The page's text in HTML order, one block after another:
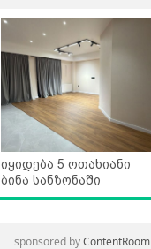
იყიდება 5 ოთახიანი
ბინა სანზონაში
sponsored byContentRoom